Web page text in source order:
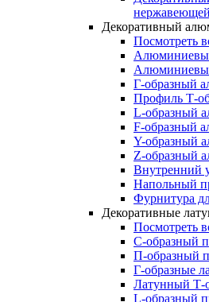
Декоративный
Посмотреть
Г-образный
Профиль Т-
L-образный
F-образный
Y-образный
Z-образный
Внутренний
Напольный
Фурнитура
Декоративные
Посмотреть
C-образный
П-образный
Г-образные
Латунный Т-
L-образный